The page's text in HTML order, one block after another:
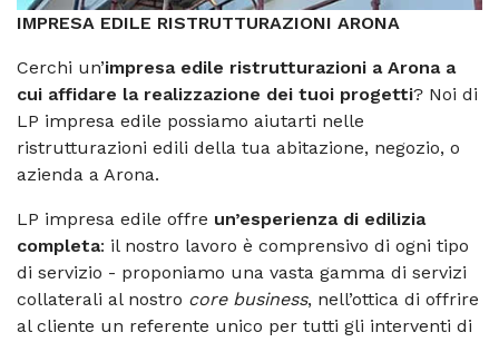
IMPRESA EDILE RISTRUTTURAZIONI ARONA
Cerchi un’impresa edile ristrutturazioni a Arona a
cui affidare la realizzazione dei tuoi progetti? Noi di
LP impresa edile possiamo aiutarti nelle
ristrutturazioni edili della tua abitazione, negozio, o
azienda a Arona.
LP impresa edile offre un’esperienza di edilizia
completa: il nostro lavoro è comprensivo di ogni tipo
di servizio - proponiamo una vasta gamma di servizi
collaterali al nostro core business, nell’ottica di offrire
al cliente un referente unico per tutti gli interventi di